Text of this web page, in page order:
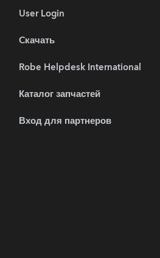
User Login
Cкачать
Robe Helpdesk International
Каталог запчастей
Вход для партнеров